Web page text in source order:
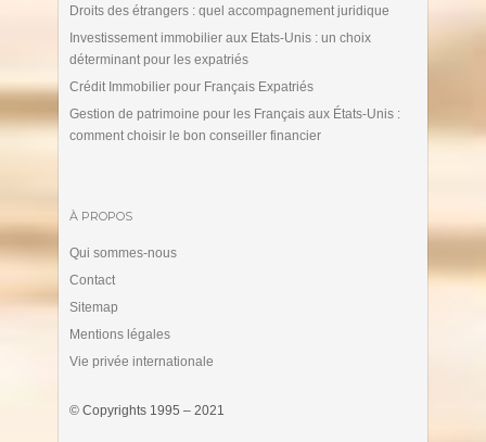
Droits des étrangers : quel accompagnement juridique
Investissement immobilier aux Etats-Unis : un choix
déterminant pour les expatriés
Crédit Immobilier pour Français Expatriés
Gestion de patrimoine pour les Français aux États-Unis :
comment choisir le bon conseiller financier
À PROPOS
Qui sommes-nous
Contact
Sitemap
Mentions légales
Vie privée internationale
© Copyrights 1995 – 2021